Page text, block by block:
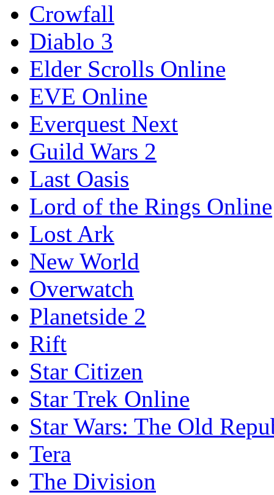
Crowfall
Diablo 3
Elder Scrolls Online
EVE Online
Everquest Next
Guild Wars 2
Last Oasis
Lord of the Rings Online
Lost Ark
New World
Overwatch
Planetside 2
Rift
Star Citizen
Star Trek Online
Star Wars: The Old
Tera
The Division